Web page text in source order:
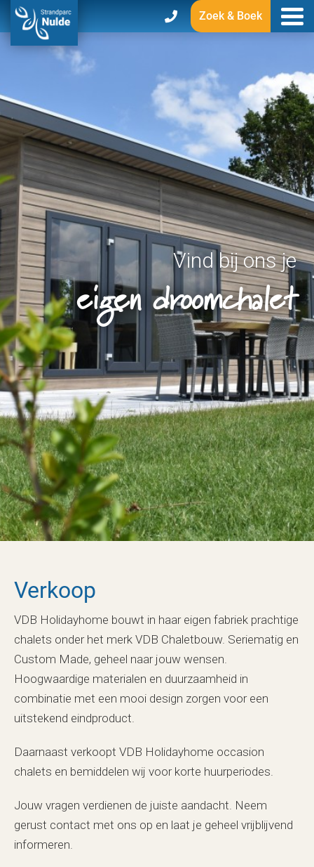
Zoek & Boek
Vind bij ons je
eigen droomchalet
Verkoop
VDB Holidayhome bouwt in haar eigen fabriek prachtige
chalets onder het merk VDB Chaletbouw. Seriematig en
Custom Made, geheel naar jouw wensen.
Hoogwaardige materialen en duurzaamheid in
combinatie met een mooi design zorgen voor een
uitstekend eindproduct.
Daarnaast verkoopt VDB Holidayhome occasion
chalets en bemiddelen wij voor korte huurperiodes.
Jouw vragen verdienen de juiste aandacht. Neem
gerust contact met ons op en laat je geheel vrijblijvend
informeren.